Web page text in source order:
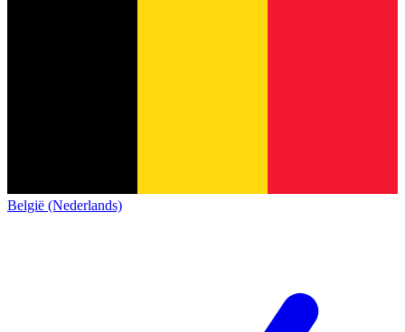
België (Nederlands)